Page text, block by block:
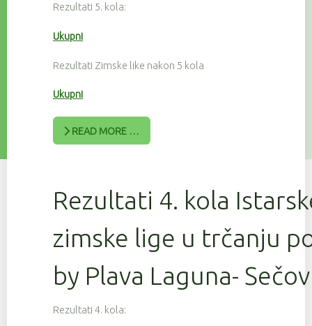
Rezultati 5. kola:
Ukupni
Rezultati Zimske like nakon 5 kola
Ukupni
READ MORE …
Rezultati 4. kola
zimske lige u trčanju
by Plava Laguna-
Rezultati 4. kola: